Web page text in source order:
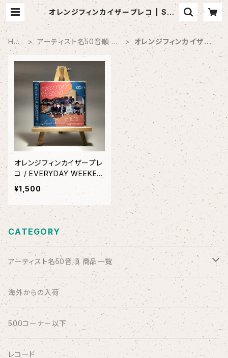
オレンジフィンカイザープレコ | SAB
OTEN MUSIC (セレクトCDショッ
プ)
HO
ME
アーティスト名50音順 商
品一覧
オレンジフィンカイザー
プレコ
オレンジフィンカイザープレ
コ / EVERYDAY WEEKEN
D
¥1,500
CATEGORY
アーティスト名50音順 商品一覧
ABSOLUTE LOSERS
AFRICA
AGU
海外からの入荷
500コーナー以下
レコード